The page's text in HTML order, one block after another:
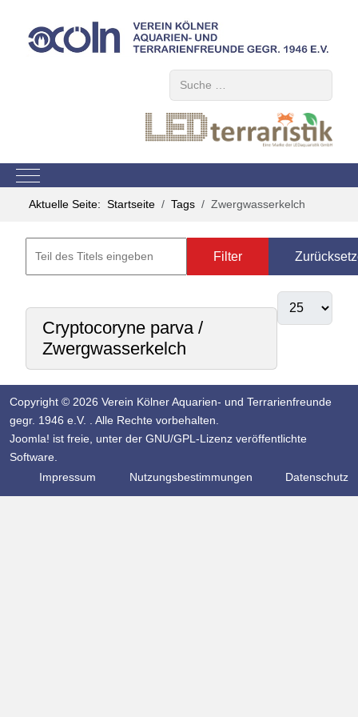
Mobile Menu Toggle
Aktuelle Seite: Startseite Tags Zwergwasserkelch
Filter
Cryptocoryne parva /
Zwergwasserkelch
Copyright © 2026 Verein Kölner Aquarien- und Terrarienfreunde
gegr. 1946 e.V. . Alle Rechte vorbehalten.
Joomla! ist freie, unter der GNU/GPL-Lizenz veröffentlichte
Software.
Impressum
Nutzungsbestimmungen Datenschutz